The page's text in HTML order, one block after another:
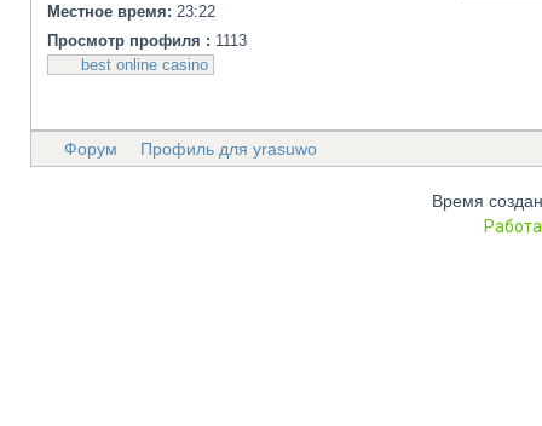
Местное время: 23:22
Просмотр профиля : 1113
best online casino
Форум Профиль для yrasuwo
Время